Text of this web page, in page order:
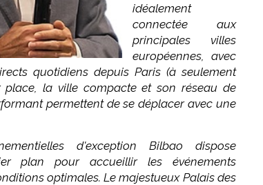
idéalement
connectée aux
principales villes
européennes, avec
quotidiens depuis Paris (à seulement
place, la ville compacte et son réseau de
permettent de se déplacer avec une
d'exception Bilbao dispose
plan pour accueillir les événements
optimales. Le majestueux Palais des